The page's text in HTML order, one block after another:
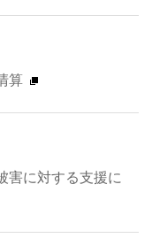
算
害に対する支援に